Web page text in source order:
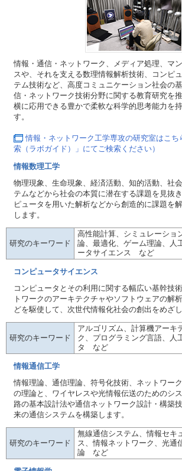
情報・通信・ネットワーク、メディア処理、マ
スや、それを支える数理情報解析技術、コンピ
テム技術など、高度コミュニケーション社会の
信・ネットワーク技術分野に関する教育研究を
横に応用できる豊かで柔軟な科学的思考能力を
す。
情報・ネットワーク工学専攻の研究室はこち
索（ラボガイド）」にてご検索ください）
情報数理工学
物理現象、生命現象、経済活動、知的活動、社
テムなどから社会の本質に潜在する課題を見抜
ピュータを用いた解析などから創造的に課題を
します。
研究のキーワード
高性能計算、シミュレーショ
論、最適化、ゲーム理論、人
ータサイエンス など
コンピュータサイエンス
コンピュータとその利用に関する幅広い基幹技
トワークのアーキテクチャやソフトウェアの解
どを駆使して、次世代情報化社会の創出をめざし
研究のキーワード
アルゴリズム、計算機アーキ
ク、プログラミング言語、人
タ など
情報通信工学
情報理論、通信理論、符号化技術、ネットワー
の理論と、ワイヤレスや光情報伝送のためのシ
路の基本設計法や通信ネットワーク設計・構築
来の通信システムを構築します。
研究のキーワード
無線通信システム、情報セキ
ス、情報ネットワーク、光通
論 など